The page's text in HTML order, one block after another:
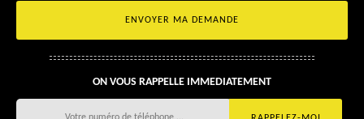
ON VOUS RAPPELLE IMMEDIATEMENT